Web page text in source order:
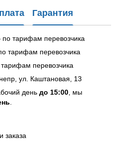
Гарантия
тарифам перевозчика
тарифам перевозчика
перевозчика
ул. Каштановая, 13
день до 15:00 , мы
заказа